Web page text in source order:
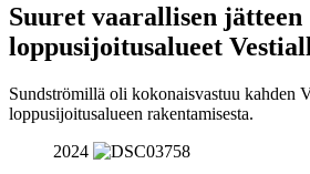
Suuret vaarallisen jätteen
loppusijoitusalueet
Sundströmillä oli kokonaisvastuu kahden
loppusijoitusalueen rakentamisesta.
2024